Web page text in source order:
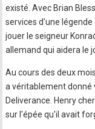
existé. Avec Brian
services d'une
jouer le seigneur
allemand qui aidera le
Au cours des deux
a véritablement donné
Deliverance. Henry
sur l'épée qu'il avait